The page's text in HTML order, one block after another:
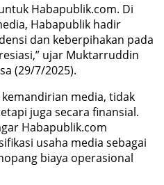
Habapublik.com. Di
Habapublik hadir
dan keberpihakan pada
ujar Muktarruddin
(29/7/2025).
media, tidak
juga secara finansial.
Habapublik.com
usaha media sebagai
biaya operasional